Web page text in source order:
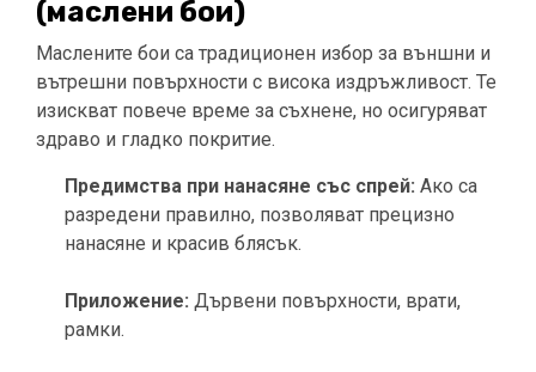
(маслени бои)
Маслените бои са традиционен избор за външни и
вътрешни повърхности с висока издръжливост. Те
изискват повече време за съхнене, но осигуряват
здраво и гладко покритие.
Предимства при нанасяне със спрей: Ако са
разредени правилно, позволяват прецизно
нанасяне и красив блясък.
Приложение: Дървени повърхности, врати,
рамки.